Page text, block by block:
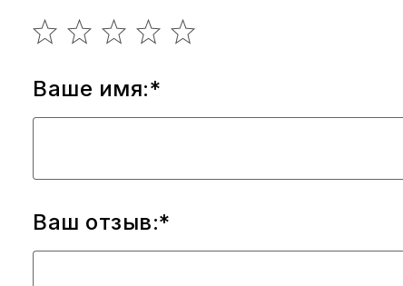
Ваше имя:*
Ваш отзыв:*